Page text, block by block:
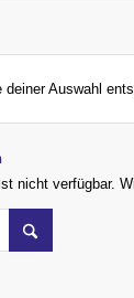
Auswahl
nicht verfügbar.